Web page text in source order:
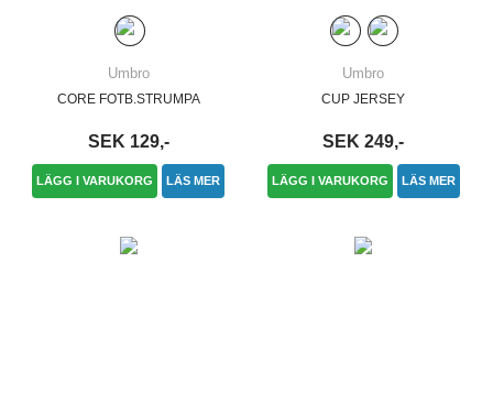
Umbro
CORE FOTB.STRUMPA
SEK 129,-
LÄGG I VARUKORG LÄS MER
Umbro
CUP JERSEY
SEK 249,-
LÄGG I VARUKORG LÄS MER